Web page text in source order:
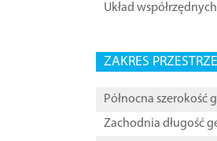
Układ
ZAKRES
Północna szerokość
Zachodnia długość